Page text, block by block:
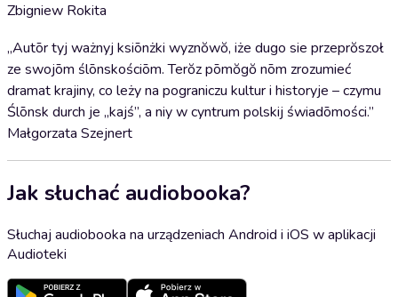
Zbigniew Rokita
„Autōr tyj ważnyj ksiōnżki wyznŏwŏ, iże dugo sie przeprŏszoł
ze swojōm ślōnskościōm. Terŏz pōmŏgŏ nōm zrozumieć
dramat krajiny, co leży na pograniczu kultur i historyje – czymu
Ślōnsk durch je „kajś”, a niy w cyntrum polskij świadōmości.”
Małgorzata Szejnert
Jak słuchać audiobooka?
Słuchaj audiobooka na urządzeniach Android i iOS w aplikacji
Audioteki